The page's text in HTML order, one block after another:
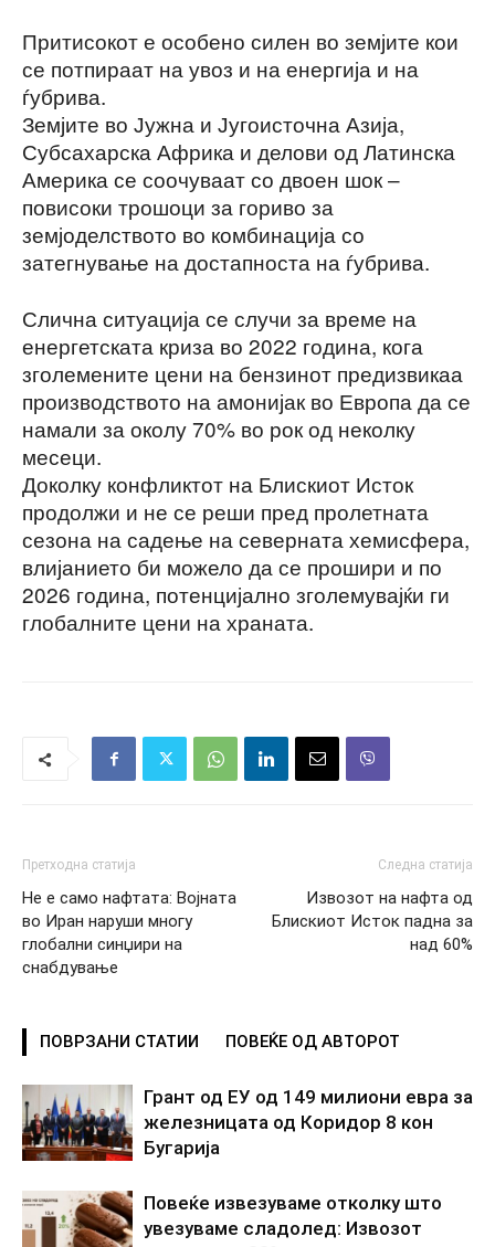
Притисокот е особено силен во земјите кои
се потпираат на увоз и на енергија и на
ѓубрива.
Земјите во Јужна и Југоисточна Азија,
Субсахарска Африка и делови од Латинска
Америка се соочуваат со двоен шок –
повисоки трошоци за гориво за
земјоделството во комбинација со
затегнување на достапноста на ѓубрива.
Слична ситуација се случи за време на
енергетската криза во 2022 година, кога
зголемените цени на бензинот предизвикаа
производството на амонијак во Европа да се
намали за околу 70% во рок од неколку
месеци.
Доколку конфликтот на Блискиот Исток
продолжи и не се реши пред пролетната
сезона на садење на северната хемисфера,
влијанието би можело да се прошири и по
2026 година, потенцијално зголемувајќи ги
глобалните цени на храната.
Претходна статија
Не е само нафтата: Војната
во Иран наруши многу
глобални синџири на
снабдување
Следна статија
Извозот на нафта од
Блискиот Исток падна за
над 60%
ПОВРЗАНИ СТАТИИ ПОВЕЌЕ ОД АВТОРОТ
Грант од ЕУ од 149 милиони евра за
железницата од Коридор 8 кон
Бугарија
Повеќе извезуваме отколку што
увезуваме сладолед: Извозот